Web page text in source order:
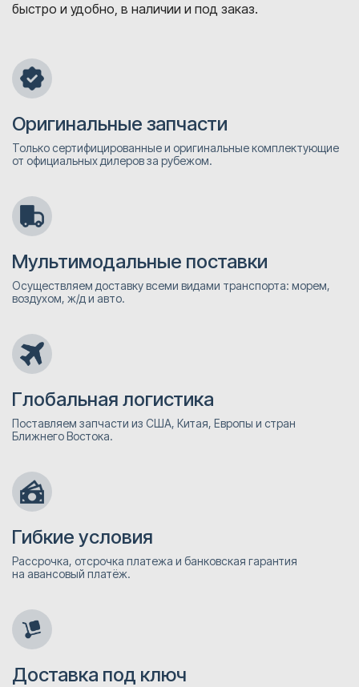
быстро и удобно, в наличии и под заказ.
Оригинальные запчасти
Только сертифицированные и оригинальные комплектующие
от официальных дилеров за рубежом.
Мультимодальные поставки
Осуществляем доставку всеми видами транспорта: морем,
воздухом, ж/д и авто.
Глобальная логистика
Поставляем запчасти из США, Китая, Европы и стран
Ближнего Востока.
Гибкие условия
Рассрочка, отсрочка платежа и банковская гарантия
на авансовый платёж.
Доставка под ключ